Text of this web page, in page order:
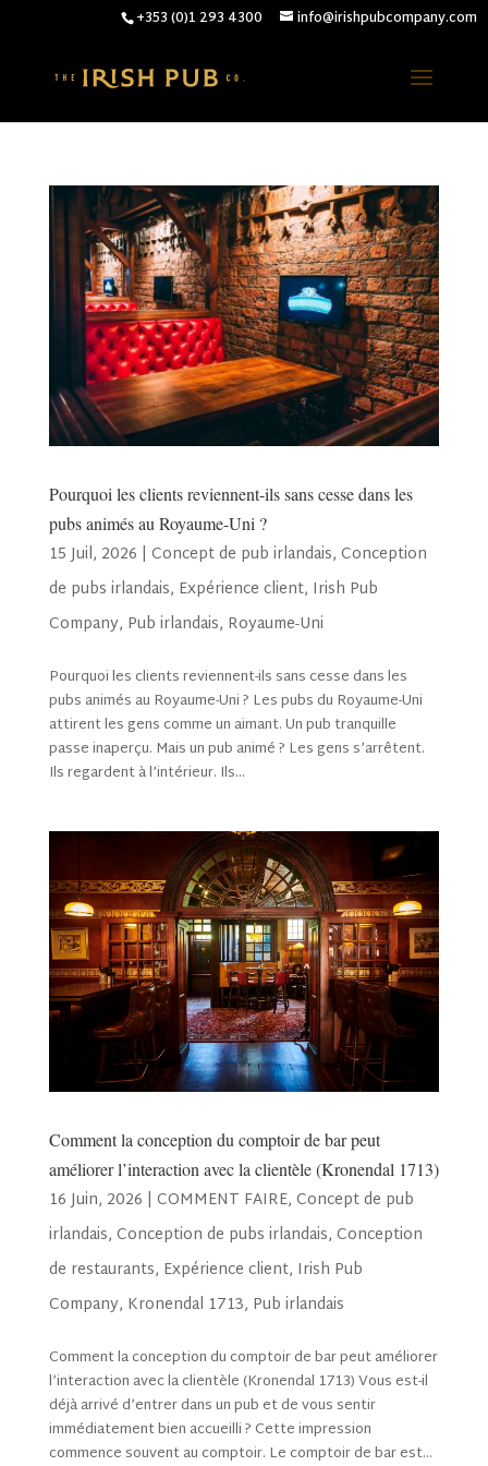
+353 (0)1 293 4300 info@irishpubcompany.com
Pourquoi les clients reviennent-ils sans cesse dans les
pubs animés au Royaume-Uni ?
15 Juil, 2026 | Concept de pub irlandais, Conception
de pubs irlandais, Expérience client, Irish Pub
Company, Pub irlandais, Royaume-Uni
Pourquoi les clients reviennent-ils sans cesse dans les
pubs animés au Royaume-Uni ? Les pubs du Royaume-Uni
attirent les gens comme un aimant. Un pub tranquille
passe inaperçu. Mais un pub animé ? Les gens s’arrêtent.
Ils regardent à l’intérieur. Ils...
Comment la conception du comptoir de bar peut
améliorer l’interaction avec la clientèle (Kronendal 1713)
16 Juin, 2026 | COMMENT FAIRE, Concept de pub
irlandais, Conception de pubs irlandais, Conception
de restaurants, Expérience client, Irish Pub
Company, Kronendal 1713, Pub irlandais
Comment la conception du comptoir de bar peut améliorer
l’interaction avec la clientèle (Kronendal 1713) Vous est-il
déjà arrivé d’entrer dans un pub et de vous sentir
immédiatement bien accueilli ? Cette impression
commence souvent au comptoir. Le comptoir de bar est...